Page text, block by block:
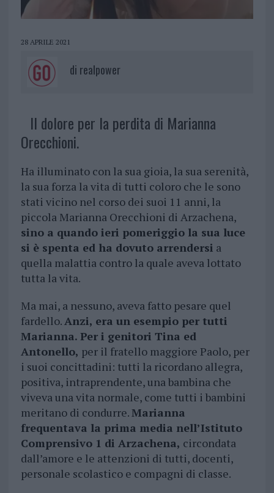
28 APRILE 2021
di realpower
Il dolore per la perdita di Marianna
Orecchioni.
Ha illuminato con la sua gioia, la sua serenità,
la sua forza la vita di tutti coloro che le sono
stati vicino nel corso dei suoi 11 anni, la
piccola Marianna Orecchioni di Arzachena,
sino a quando ieri pomeriggio la sua luce
si è spenta ed ha dovuto arrendersi a
quella malattia contro la quale aveva lottato
tutta la vita.
Ma mai, a nessuno, aveva fatto pesare quel
fardello.Anzi, era un esempio per tutti
Marianna. Per i genitori Tina ed
Antonello, per il fratello maggiore Paolo, per
i suoi concittadini: tutti la ricordano allegra,
positiva, intraprendente, una bambina che
viveva una vita normale, come tutti i bambini
meritano di condurre.Marianna
frequentava la prima media nell’Istituto
Comprensivo 1 di Arzachena, circondata
dall’amore e le attenzioni di tutti, docenti,
personale scolastico e compagni di classe.